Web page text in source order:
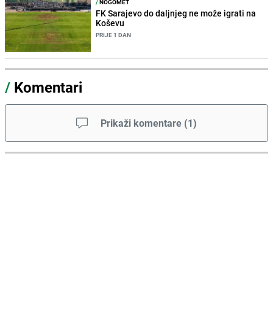
/ NOGOMET
FK Sarajevo do daljnjeg ne može igrati na
Koševu
PRIJE 1 DAN
/ Komentari
Prikaži komentare (1)